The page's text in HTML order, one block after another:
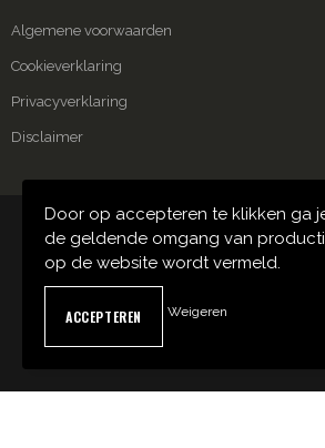
Algemene voorwaarden
Cookieverklaring
Privacyverklaring
Disclaimer
© Copyright Carmako
Door op accepteren te klikken ga
de geldende omgang van
op de website wordt vermeld.
Weigeren